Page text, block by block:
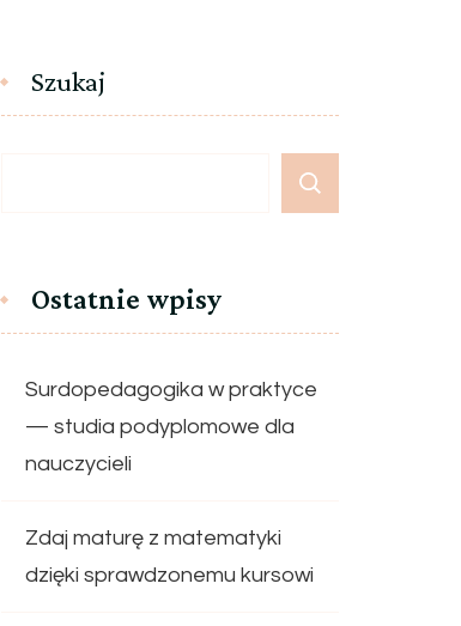
Szukaj
Ostatnie wpisy
Surdopedagogika w praktyce
— studia podyplomowe dla
nauczycieli
Zdaj maturę z matematyki
dzięki sprawdzonemu kursowi